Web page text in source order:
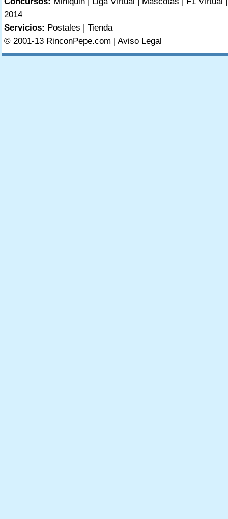
2014
Servicios: Postales | Tienda
© 2001-13 RinconPepe.com | Aviso Legal